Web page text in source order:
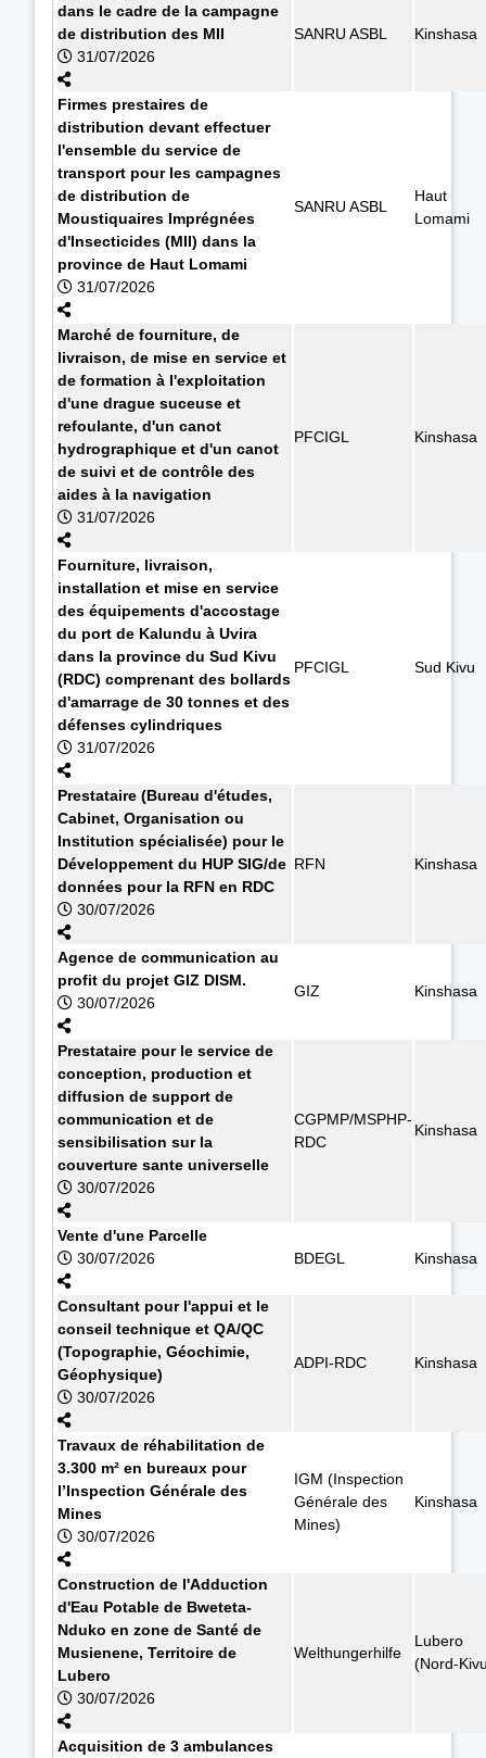
dans le cadre de la campagne
de distribution des MII
31/07/2026
SANRU ASBL Kinshasa
Firmes prestaires de
distribution devant effectuer
l'ensemble du service de
transport pour les campagnes
de distribution de
Moustiquaires Imprégnées
d'Insecticides (MII) dans la
province de Haut Lomami
31/07/2026
SANRU ASBL
Haut
Lomami
Marché de fourniture, de
livraison, de mise en service et
de formation à l'exploitation
d'une drague suceuse et
refoulante, d'un canot
hydrographique et d'un canot
de suivi et de contrôle des
aides à la navigation
31/07/2026
PFCIGL Kinshasa
Fourniture, livraison,
installation et mise en service
des équipements d'accostage
du port de Kalundu à Uvira
dans la province du Sud Kivu
(RDC) comprenant des bollards
d'amarrage de 30 tonnes et des
défenses cylindriques
31/07/2026
PFCIGL Sud Kivu
Prestataire (Bureau d'études,
Cabinet, Organisation ou
Institution spécialisée) pour le
Développement du HUP SIG/de
données pour la RFN en RDC
30/07/2026
RFN Kinshasa
Agence de communication au
profit du projet GIZ DISM.
30/07/2026
GIZ Kinshasa
Prestataire pour le service de
conception, production et
diffusion de support de
communication et de
sensibilisation sur la
couverture sante universelle
30/07/2026
CGPMP/MSPHP-
RDC
Kinshasa
Vente d'une Parcelle
30/07/2026
BDEGL Kinshasa
Consultant pour l'appui et le
conseil technique et QA/QC
(Topographie, Géochimie,
Géophysique)
30/07/2026
ADPI-RDC Kinshasa
Travaux de réhabilitation de
3.300 m² en bureaux pour
l’Inspection Générale des
Mines
30/07/2026
IGM (Inspection
Générale des
Mines)
Kinshasa
Construction de l'Adduction
d'Eau Potable de Bweteta-
Nduko en zone de Santé de
Musienene, Territoire de
Lubero
30/07/2026
Welthungerhilfe
Lubero
(Nord-
Acquisition de 3 ambulances